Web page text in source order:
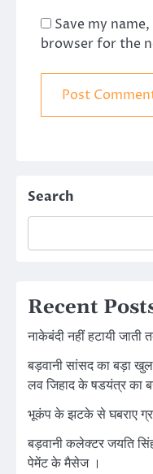
Save my
browser for the
Search
Recent
नाकेबंदी नहीं हटायी जाती
बड़वानी सांसद का बड़ा
लव जिहाद के षडयंत्र का
भूकंप के झटके से घबराए
बड़वानी कलेक्टर जयति
पेमेंट के मैसेज ।